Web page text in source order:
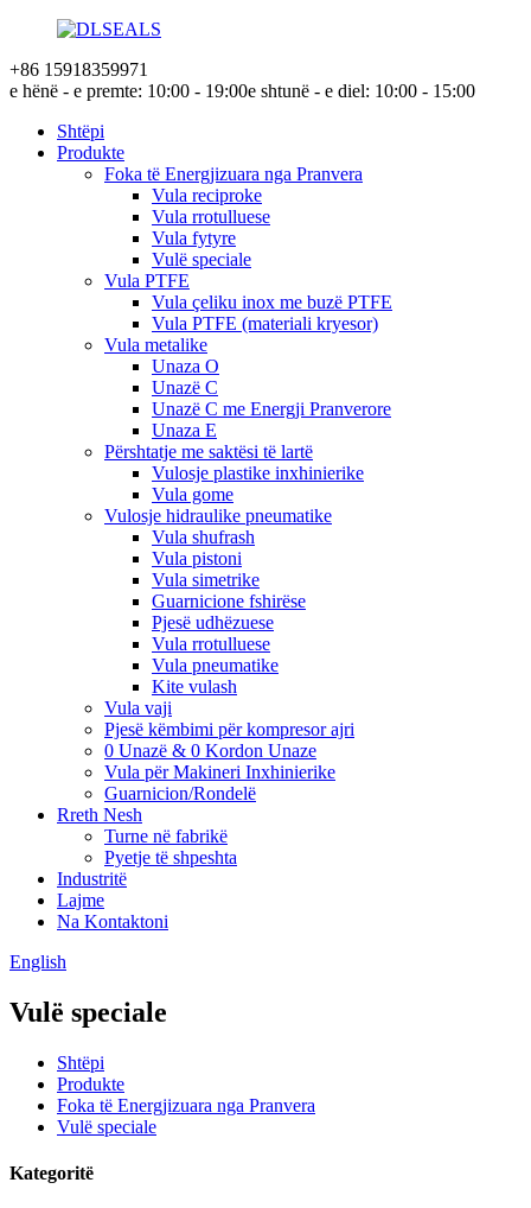
+86 15918359971
e hënë - e premte: 10:00 - 19:00e shtunë - e diel: 10:00 - 15:00
Shtëpi
Produkte
Foka të Energjizuara nga Pranvera
Vula reciproke
Vula rrotulluese
Vula fytyre
Vulë speciale
Vula PTFE
Vula çeliku inox me buzë PTFE
Vula PTFE (materiali kryesor)
Vula metalike
Unaza O
Unazë C
Unazë C me Energji Pranverore
Unaza E
Përshtatje me saktësi të lartë
Vulosje plastike inxhinierike
Vula gome
Vulosje hidraulike pneumatike
Vula shufrash
Vula pistoni
Vula simetrike
Guarnicione fshirëse
Pjesë udhëzuese
Vula rrotulluese
Vula pneumatike
Kite vulash
Vula vaji
Pjesë këmbimi për kompresor ajri
0 Unazë & 0 Kordon Unaze
Vula për Makineri Inxhinierike
Guarnicion/Rondelë
Rreth Nesh
Turne në fabrikë
Pyetje të shpeshta
Industritë
Lajme
Na Kontaktoni
English
Vulë speciale
Shtëpi
Produkte
Foka të Energjizuara nga Pranvera
Vulë speciale
Kategoritë